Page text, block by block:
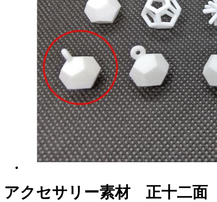
アクセサリー素材 正十二面